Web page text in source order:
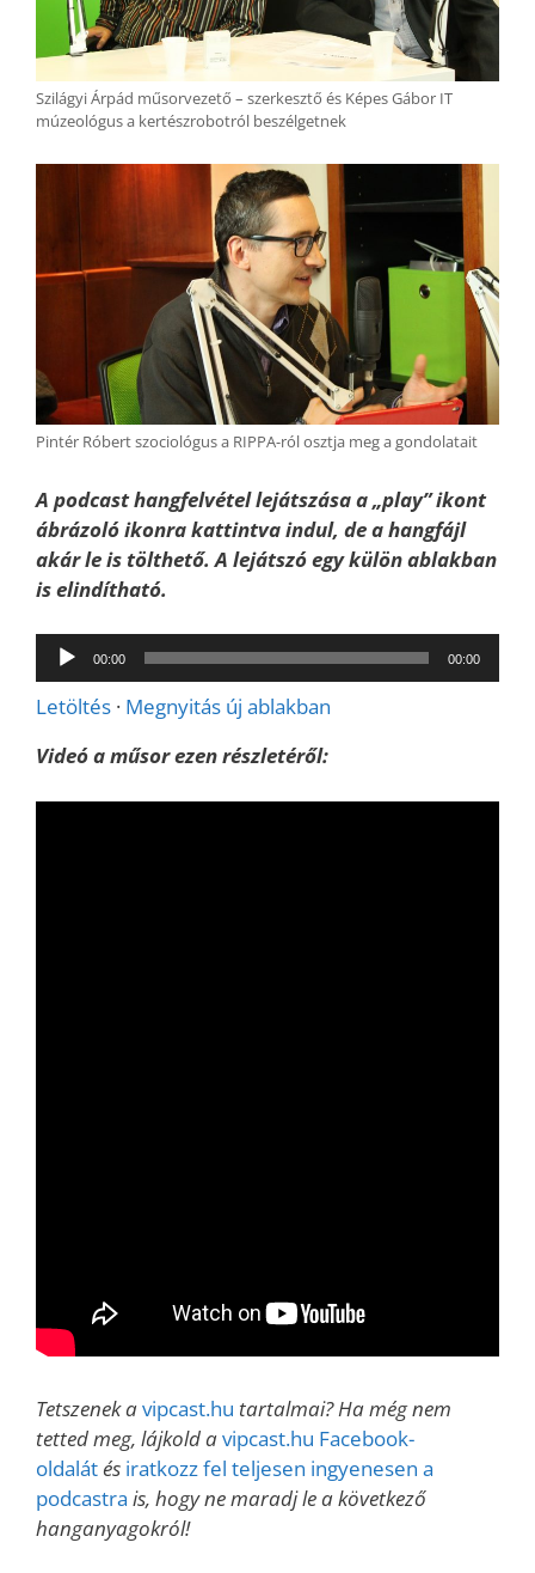
Szilágyi Árpád műsorvezető – szerkesztő és Képes Gábor IT
múzeológus a kertészrobotról beszélgetnek
Pintér Róbert szociológus a RIPPA-ról osztja meg a gondolatait
A podcast hangfelvétel lejátszása a „play” ikont
ábrázoló ikonra kattintva indul, de a hangfájl
akár le is tölthető. A lejátszó egy külön ablakban
is elindítható.
Audió
lejátszó
00:00 00:00
Letöltés · Megnyitás új ablakban
Videó a műsor ezen részletéről:
Tetszenek avipcast.hu tartalmai? Ha még nem
tetted meg, lájkold avipcast.hu Facebook-
oldalátés iratkozz fel teljesen ingyenesen a
podcastra is, hogy ne maradj le a következő
hanganyagokról!